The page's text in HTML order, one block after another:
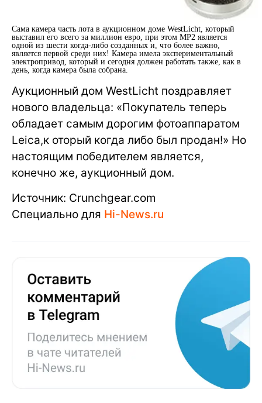
Сама камера часть лота в аукционном доме WestLicht, который
выставил его всего за миллион евро, при этом MP2 является
одной из шести когда-либо созданных и, что более важно,
является первой среди них! Камера имела экспериментальный
электропривод, который и сегодня должен работать также, как в
день, когда камера была собрана.
Аукционный дом WestLicht поздравляет
нового владельца: «Покупатель теперь
обладает самым дорогим фотоаппаратом
Leica,к оторый когда либо был продан!» Но
настоящим победителем является,
конечно же, аукционный дом.
Источник: Сrunchgear.com
Специально для Hi-News.ru